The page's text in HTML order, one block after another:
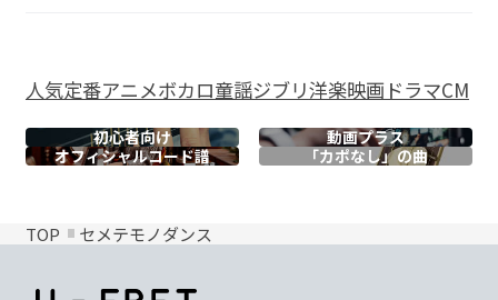
人気定番アニメボカロ童謡ジブリ洋楽映画ドラマCM
初心者向け
動画プラス
オフィシャルコード譜 「カポなし」の曲
TOP セメテモノダンス